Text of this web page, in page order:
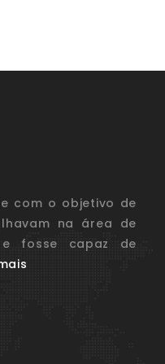
com o objetivo de
na área de
e fosse capaz de